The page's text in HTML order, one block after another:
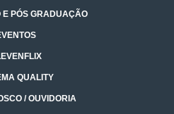
PÓS GRADUAÇÃO
QUALITY
/ OUVIDORIA